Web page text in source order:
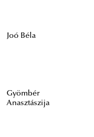
Joó Béla
Gyömbér
Anasztászija